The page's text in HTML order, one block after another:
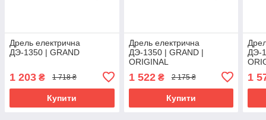
Дрель електрична
ДЭ-1350 | GRAND
1 203 ₴ 1 718 ₴
Купити
Дрель електрична
ДЭ-1350 | GRAND |
ORIGINAL
1 522₴ 2 175 ₴
Купити
ДЭ-
1